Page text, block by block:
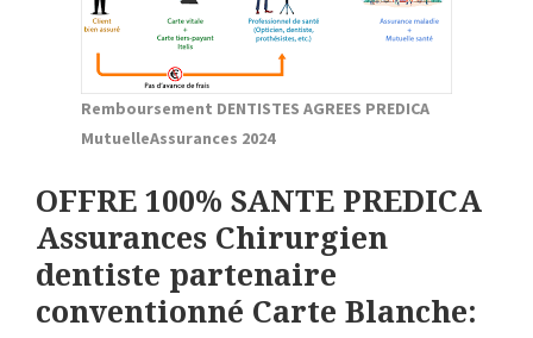
Remboursement DENTISTES AGREES PREDICA
MutuelleAssurances 2024
OFFRE 100% SANTE PREDICA
Assurances Chirurgien
dentiste partenaire
conventionné Carte Blanche: